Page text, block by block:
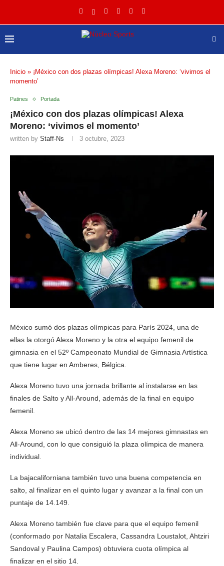
Inicio » ¡México con dos plazas olímpicas! Alexa Moreno: ‘vivimos el
momento’
Patines Portada
¡México con dos plazas olímpicas! Alexa
Moreno: ‘vivimos el momento’
written by Staff-Ns 3 octubre, 2023
México sumó dos plazas olímpicas para París 2024, una de
ellas la otorgó Alexa Moreno y la otra el equipo femenil de
gimnasia en el 52º Campeonato Mundial de Gimnasia Artística
que tiene lugar en Amberes, Bélgica.
Alexa Moreno tuvo una jornada brillante al instalarse en las
finales de Salto y All-Around, además de la final en equipo
femenil.
Alexa Moreno se ubicó dentro de las 14 mejores gimnastas en
All-Around, con lo que consiguió la plaza olímpica de manera
individual.
La bajacaliforniana también tuvo una buena competencia en
salto, al finalizar en el quinto lugar y avanzar a la final con un
puntaje de 14.149.
Alexa Moreno también fue clave para que el equipo femenil
(conformado por Natalia Escalera, Cassandra Loustalot, Ahtziri
Sandoval y Paulina Campos) obtuviera cuota olímpica al
finalizar en el sitio 14.